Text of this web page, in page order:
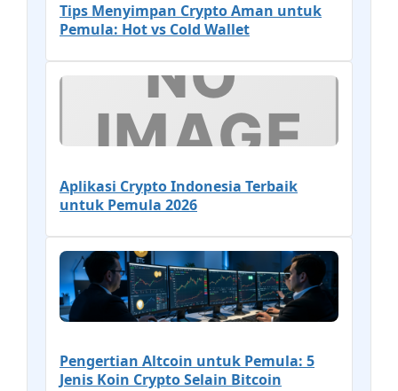
Tips Menyimpan Crypto Aman untuk
Pemula: Hot vs Cold Wallet
Aplikasi Crypto Indonesia Terbaik
untuk Pemula 2026
Pengertian Altcoin untuk Pemula: 5
Jenis Koin Crypto Selain Bitcoin